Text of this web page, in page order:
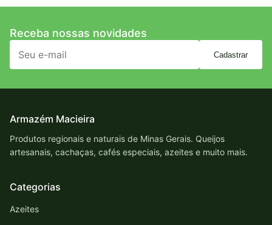
Receba nossas novidades
Cadastrar
Armazém Macieira
Produtos regionais e naturais de Minas Gerais. Queijos
artesanais, cachaças, cafés especiais, azeites e muito mais.
Categorias
Azeites